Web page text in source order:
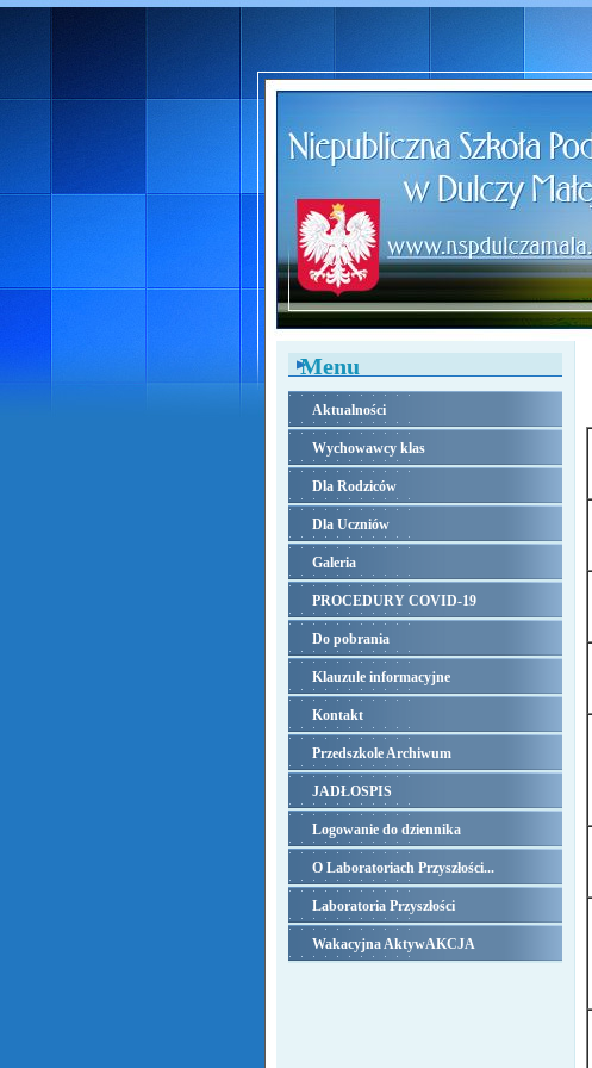
Menu
Aktualności
Wychowawcy klas
Dla Rodziców
Dla Uczniów
Galeria
PROCEDURY COVID-19
Do pobrania
Klauzule informacyjne
Kontakt
Przedszkole Archiwum
JADŁOSPIS
Logowanie do dziennika
O Laboratoriach Przyszłości...
Laboratoria Przyszłości
Wakacyjna AktywAKCJA